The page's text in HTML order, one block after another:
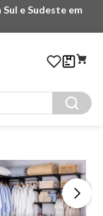
e Sudeste em